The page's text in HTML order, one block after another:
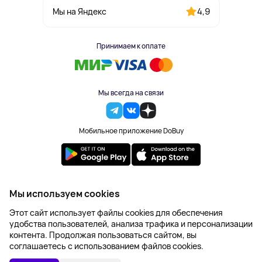
Мы на Яндекс 4,9
Принимаем к оплате
Мы всегда на связи
Мобильное приложение DoBuy
2023-2026 © DoBuy. Все права защищены
Правила обработки персональных данных
Пользовательское соглашение
Оферта
Создание сайта – NetLab
Мы используем cookies
Этот сайт использует файлы cookies для обеспечения
удобства пользователей, анализа трафика и персонализации
контента. Продолжая пользоваться сайтом, вы
соглашаетесь с использованием файлов cookies.